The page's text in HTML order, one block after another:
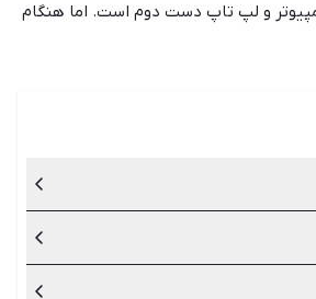
و لپ تاپ دست دوم است. اما هنگام
ضمانت و اطمینان کم‌تر را به همراه
است.